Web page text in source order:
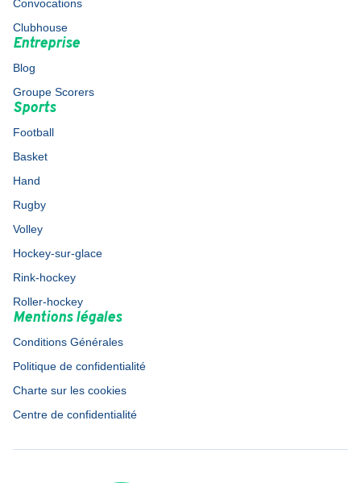
Convocations
Clubhouse
Entreprise
Blog
Groupe Scorers
Sports
Football
Basket
Hand
Rugby
Volley
Hockey-sur-glace
Rink-hockey
Roller-hockey
Mentions légales
Conditions Générales
Politique de confidentialité
Charte sur les cookies
Centre de confidentialité